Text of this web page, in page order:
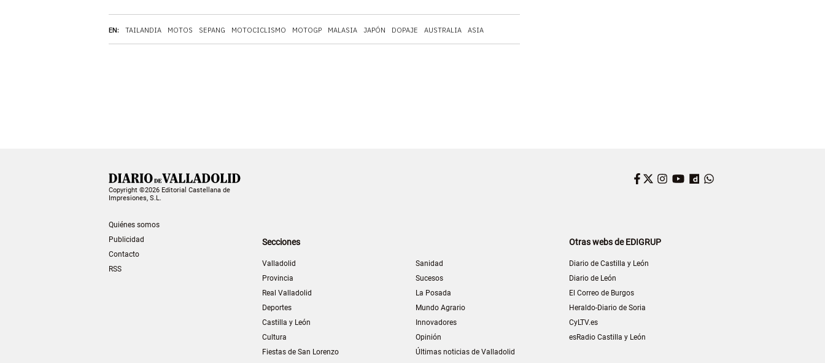
EN: TAILANDIA MOTOS SEPANG MOTOCICLISMO MOTOGP MALASIA JAPÓN DOPAJE AUSTRALIA ASIA
Copyright ©2026 Editorial Castellana de
Impresiones, S.L.
Quiénes somos
Publicidad
Contacto
RSS
Facebook
Twitter
Instagram
YouTube
Dailymotion
Secciones
Valladolid
Provincia
Real Valladolid
Deportes
Castilla y León
Cultura
Fiestas de San Lorenzo
Sanidad
Sucesos
La Posada
Mundo Agrario
Innovadores
Opinión
Últimas noticias de Valladolid
Otras webs de EDIGRUP
Diario de Castilla y León
Diario de León
El Correo de Burgos
Heraldo-Diario de Soria
CyLTV.es
esRadio Castilla y León